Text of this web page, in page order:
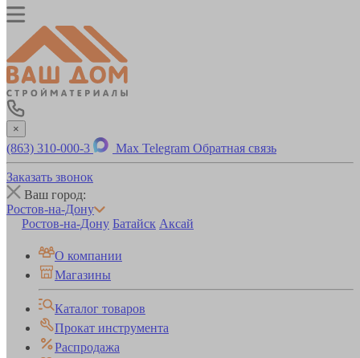
×
(863) 310-000-3 Max Telegram Обратная связь
Заказать звонок
Ваш город:
Ростов-на-Дону
Ростов-на-Дону Батайск Аксай
О компании
Магазины
Каталог товаров
Прокат инструмента
Распродажа